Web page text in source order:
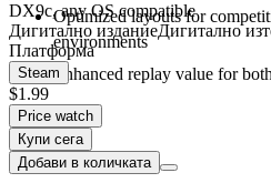
Optimized layouts for
environments
Enhanced replay value for
DX9c, any OS compatible
Дигитално изданиеДигитално
Платформа
Steam
$1.99
Price watch
Купи сега
Добави в количката